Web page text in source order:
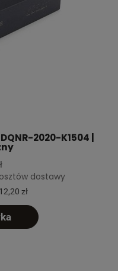
2020-K1504 |
dostawy
zł